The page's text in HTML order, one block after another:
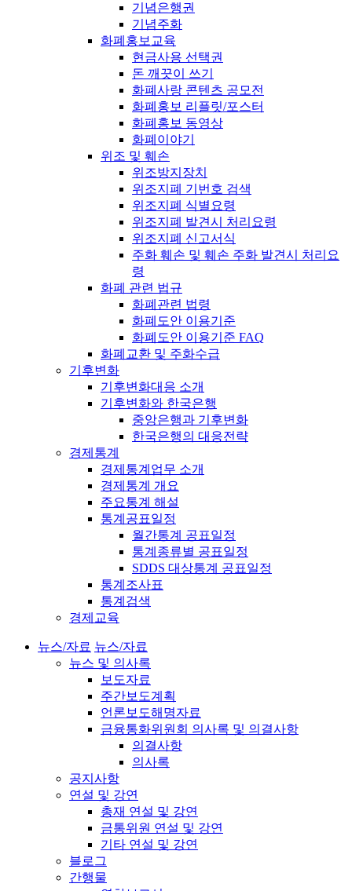
기념은행권
기념주화
화폐홍보교육
현금사용 선택권
돈 깨끗이 쓰기
화폐사랑 콘텐츠 공모전
화폐홍보 리플릿/포스터
화폐홍보 동영상
화폐이야기
위조 및 훼손
위조방지장치
위조지폐 기번호 검색
위조지폐 식별요령
위조지폐 발견시 처리요령
위조지폐 신고서식
주화 훼손 및 훼손 주화 발견시 처리요
령
화폐 관련 법규
화폐관련 법령
화폐도안 이용기준
화폐도안 이용기준 FAQ
화폐교환 및 주화수급
기후변화
기후변화대응 소개
기후변화와 한국은행
중앙은행과 기후변화
한국은행의 대응전략
경제통계
경제통계업무 소개
경제통계 개요
주요통계 해설
통계공표일정
월간통계 공표일정
통계종류별 공표일정
SDDS 대상통계 공표일정
통계조사표
통계검색
경제교육
뉴스/자료 뉴스/자료
뉴스 및 의사록
보도자료
주간보도계획
언론보도해명자료
금융통화위원회 의사록 및 의결사항
의결사항
의사록
공지사항
연설 및 강연
총재 연설 및 강연
금통위원 연설 및 강연
기타 연설 및 강연
블로그
간행물